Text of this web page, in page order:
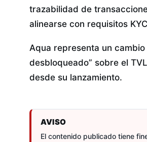
trazabilidad de
alinearse con requisitos
Aqua representa un
desbloqueado” sobre el
desde su lanzamiento.
AVISO
El contenido publicado tiene